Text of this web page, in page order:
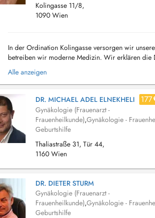
Kolingasse 11/8,
1090 Wien
In der Ordination Kolingasse versorgen wir
betreiben wir moderne Medizin. Wir erklären die
Erleben Sie den Unterschied der Wahlarzt-
Alle anzeigen
DR. MICHAEL ADEL ELNEKHELI 177
Gynäkologie (Frauenarzt -
Frauenheilkunde),Gynäkologie -
Geburtshilfe
Thaliastraße 31, Tür 44,
1160 Wien
DR. DIETER STURM
Gynäkologie (Frauenarzt -
Frauenheilkunde),Gynäkologie -
Geburtshilfe